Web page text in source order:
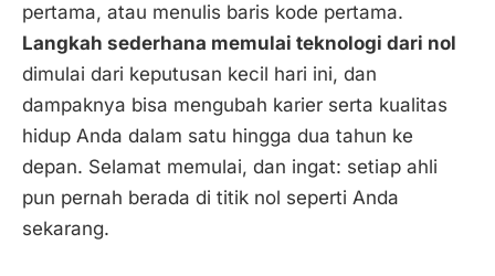
pertama, atau menulis baris kode pertama.
Langkah sederhana memulai teknologi dari nol
dimulai dari keputusan kecil hari ini, dan
dampaknya bisa mengubah karier serta kualitas
hidup Anda dalam satu hingga dua tahun ke
depan. Selamat memulai, dan ingat: setiap ahli
pun pernah berada di titik nol seperti Anda
sekarang.